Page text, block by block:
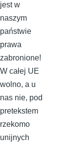
jest w
naszym
państwie
prawa
zabronione!
W całej UE
wolno, a u
nas nie, pod
pretekstem
rzekomo
unijnych